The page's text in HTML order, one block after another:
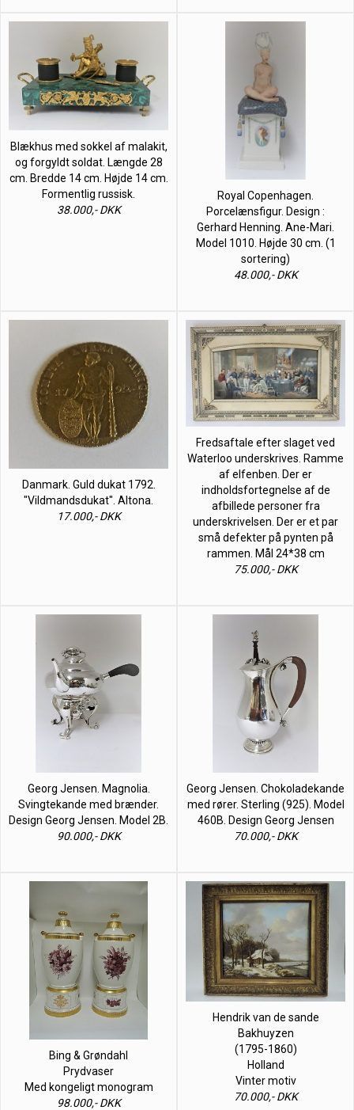
Blækhus med sokkel af malakit,
og forgyldt soldat. Længde 28
cm. Bredde 14 cm. Højde 14 cm.
Formentlig russisk.
38.000,- DKK
Royal Copenhagen.
Porcelænsfigur. Design :
Gerhard Henning. Ane-Mari.
Model 1010. Højde 30 cm. (1
sortering)
48.000,- DKK
Danmark. Guld dukat 1792.
"Vildmandsdukat". Altona.
17.000,- DKK
Fredsaftale efter slaget ved
Waterloo underskrives. Ramme
af elfenben. Der er
indholdsfortegnelse af de
afbillede personer fra
underskrivelsen. Der er et par
små defekter på pynten på
rammen. Mål 24*38 cm
75.000,- DKK
Georg Jensen. Magnolia.
Svingtekande med brænder.
Design Georg Jensen. Model 2B.
90.000,- DKK
Georg Jensen. Chokoladekande
med rører. Sterling (925). Model
460B. Design Georg Jensen
70.000,- DKK
Bing & Grøndahl
Prydvaser
Med kongeligt monogram
98.000,- DKK
Hendrik van de sande
Bakhuyzen
(1795-1860)
Holland
Vinter motiv
70.000,- DKK